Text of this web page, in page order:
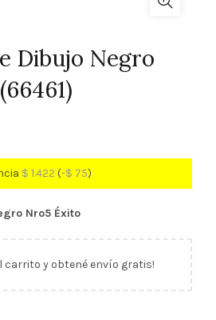
Dibujo Negro
$ 1.422 (-$ 75)
Nro5 Éxito
carrito y obtené envío gratis!